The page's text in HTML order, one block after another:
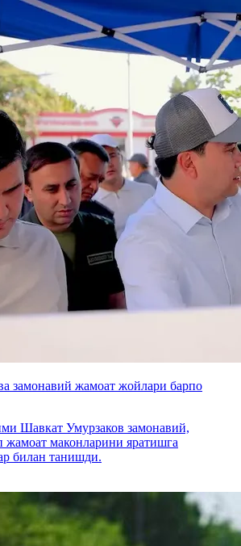
замонавий жамоат жойлари барпо
Шавкат Умурзаков замонавий,
жамоат маконларини яратишга
билан танишди.